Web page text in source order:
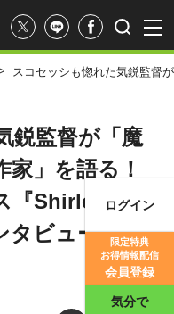
ログイン
限定特典
お得情報配信
会員登録
気分で
スコセッシも惚れた気鋭監督
鋭監督が「魔
」を語る！
『Shirley シャ
タビュー